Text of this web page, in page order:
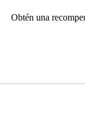
Obtén una